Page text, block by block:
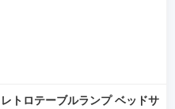
レトロテーブルランプ ベッドサ